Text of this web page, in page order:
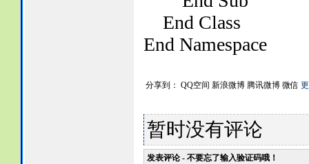
End Class
End Namespace
分享到： QQ空间 新浪微博 腾讯微博 微信
暂时没有评论
发表评论 - 不要忘了输入验证码哦！